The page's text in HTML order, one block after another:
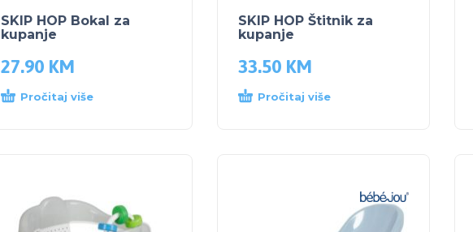
SKIP HOP Bokal za
kupanje
27.90 KM
Pročitaj više
SKIP HOP Štitnik za
kupanje
33.50 KM
Pročitaj više